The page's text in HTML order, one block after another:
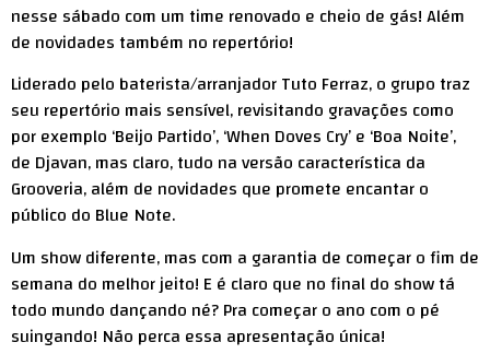
nesse sábado com um time renovado e cheio de gás! Além
de novidades também no repertório!
Liderado pelo baterista/arranjador Tuto Ferraz, o grupo traz
seu repertório mais sensível, revisitando gravações como
por exemplo ‘Beijo Partido’, ‘When Doves Cry’ e ‘Boa Noite’,
de Djavan, mas claro, tudo na versão característica da
Grooveria, além de novidades que promete encantar o
público do Blue Note.
Um show diferente, mas com a garantia de começar o fim de
semana do melhor jeito! E é claro que no final do show tá
todo mundo dançando né? Pra começar o ano com o pé
suingando! Não perca essa apresentação única!